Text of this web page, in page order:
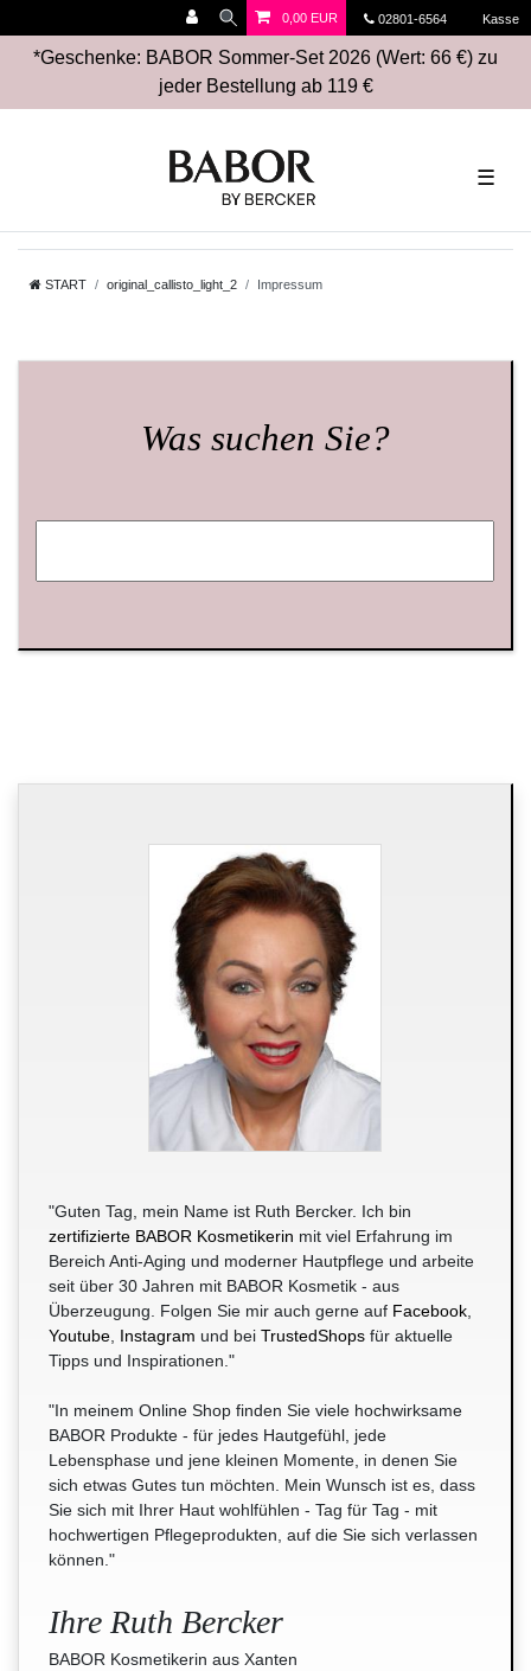
02801-6564 Kasse
0,00 EUR
*Geschenke: BABOR Sommer-Set 2026 (Wert: 66 €) zu
jeder Bestellung ab 119 €
☰
START original_callisto_light_2 Impressum
Was suchen Sie?
"Guten Tag, mein Name ist Ruth Bercker. Ich bin
zertifizierte BABOR Kosmetikerin mit viel Erfahrung im
Bereich Anti-Aging und moderner Hautpflege und arbeite
seit über 30 Jahren mit BABOR Kosmetik - aus
Überzeugung. Folgen Sie mir auch gerne auf Facebook
Youtube Instagram und bei TrustedShops für aktuelle
Tipps und Inspirationen."
"In meinem Online Shop finden Sie viele hochwirksame
BABOR Produkte - für jedes Hautgefühl, jede
Lebensphase und jene kleinen Momente, in denen Sie
sich etwas Gutes tun möchten. Mein Wunsch ist es, dass
Sie sich mit Ihrer Haut wohlfühlen - Tag für Tag - mit
hochwertigen Pflegeprodukten, auf die Sie sich verlassen
können."
Ihre Ruth Bercker
BABOR Kosmetikerin aus Xanten